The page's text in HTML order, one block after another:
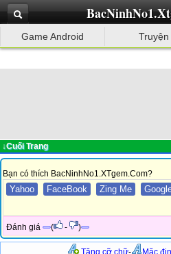
Game Android Truyện
↓Cuối Trang
Bạn có thích BacNinhNo1.XTgem.Com?
Yahoo FaceBook Zing Me
Đánh giá ( - )
Tăng cỡ chữ- Mặc
Game Android Truyện